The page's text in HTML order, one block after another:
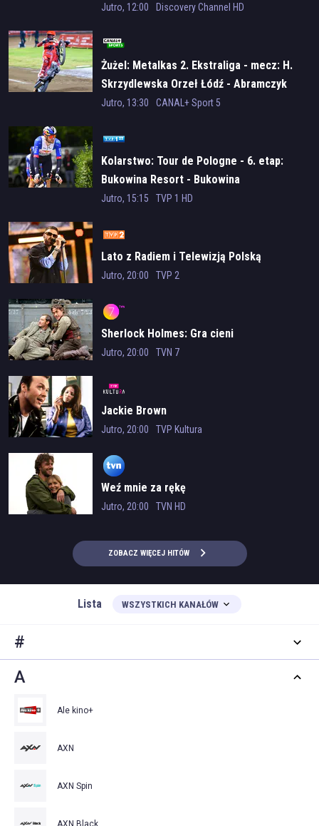
Jutro, 12:00 Discovery Channel HD
Żużel: Metalkas 2. Ekstraliga - mecz: H.
Skrzydlewska Orzeł Łódź - Abramczyk
Polonia Bydgoszcz
Jutro, 13:30 CANAL+ Sport 5
Kolarstwo: Tour de Pologne - 6. etap:
Bukowina Resort - Bukowina
Tatrzańska
Jutro, 15:15 TVP 1 HD
Lato z Radiem i Telewizją Polską
Jutro, 20:00 TVP 2
Sherlock Holmes: Gra cieni
Jutro, 20:00 TVN 7
Jackie Brown
Jutro, 20:00 TVP Kultura
Weź mnie za rękę
Jutro, 20:00 TVN HD
ZOBACZ WIĘCEJ HITÓW
Lista WSZYSTKICH KANAŁÓW
#
A
Ale kino+
AXN
AXN Spin
AXN Black